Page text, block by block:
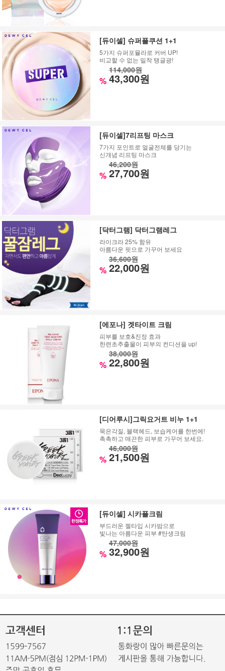
[듀이셀] 슈퍼플쿠션 1+1
5가지 슈퍼포뮬라로 커버 UP!
비교할 수 없는 밀착 탱글광!
%
114,000원
43,300원
[듀이셀]7리프팅 마스크
7가지 포인트로 얼굴전체를 당기는
신개념 리프팅 마스크
%
46,200원
27,700원
[닥터그램] 닥터그램레그
라이크라 25% 함유
아름다운 핏으로 가꾸어 보세요
%
36,600원
22,000원
[에포나] 겟타이트 크림
피부를 보호&진정 효과
한련초추출물이 피부의 컨디션을 up!
%
38,000원
22,800원
[디어루시]그릭요거트 비누 1+1
묵은각질, 블랙헤드, 보습케어를 한번에!
촉촉하고 매끈한 피부로 가꾸어 보세요.
%
46,000원
21,500원
[듀이셀] 시카플크림
부드러운 젤타입 시카밤으로
빛나는 아름다운 피부 #탄생크림
%
47,000원
32,900원